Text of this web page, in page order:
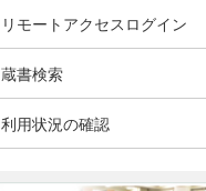
リモートアクセスログイン
蔵書検索
利用状況の確認